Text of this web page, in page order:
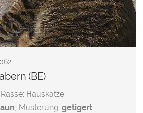
(BE)
Rasse: Hauskatze
, Musterung: getigert